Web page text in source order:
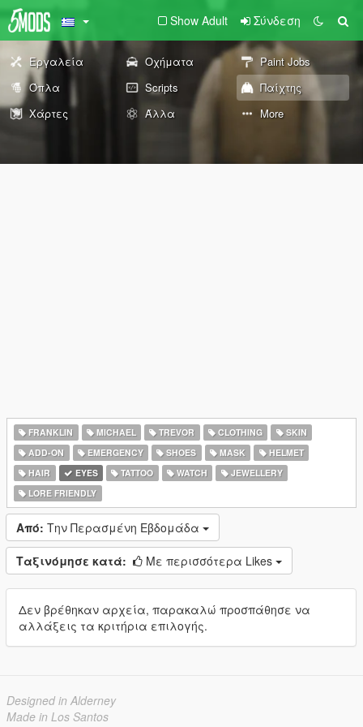
Show Adult Σύνδεση
Εργαλεία Οχήματα
Paint Jobs
Όπλα
Scripts
Παίχτης
Χάρτες
Άλλα More
FRANKLIN MICHAEL TREVOR CLOTHING
SKIN
ADD-ON
EMERGENCY SHOES MASK
HELMET
HAIR
EYES TATTOO WATCH
JEWELLERY
LORE FRIENDLY
Από: Την Περασμένη Εβδομάδα
Ταξινόμησε κατά: Με περισσότερα Likes
Δεν βρέθηκαν αρχεία, παρακαλώ προσπάθησε να
αλλάξεις τα κριτήρια επιλογής.
Designed in Alderney
Made in Los Santos